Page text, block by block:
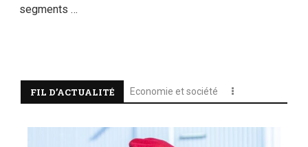
segments …
FIL D’ACTUALITÉ​ Economie et société